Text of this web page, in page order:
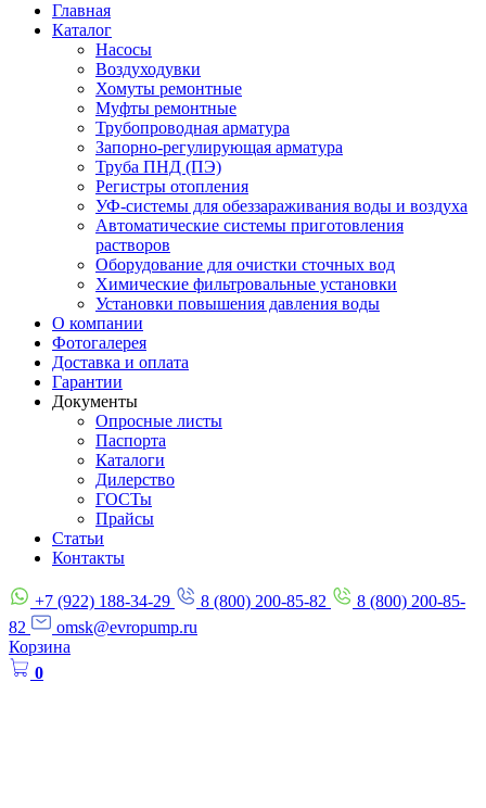
Главная
Каталог
Насосы
Воздуходувки
Хомуты ремонтные
Муфты ремонтные
Трубопроводная арматура
Запорно-регулирующая арматура
Труба ПНД (ПЭ)
Регистры отопления
УФ-системы для обеззараживания воды и воздуха
Автоматические системы приготовления
растворов
Оборудование для очистки сточных вод
Химические фильтровальные установки
Установки повышения давления воды
О компании
Фотогалерея
Доставка и оплата
Гарантии
Документы
Опросные листы
Паспорта
Каталоги
Дилерство
ГОСТы
Прайсы
Статьи
Контакты
+7 (922) 188-34-29 8 (800) 200-85-82
8 (800) 200-85-
82
omsk@evropump.ru
Корзина
0